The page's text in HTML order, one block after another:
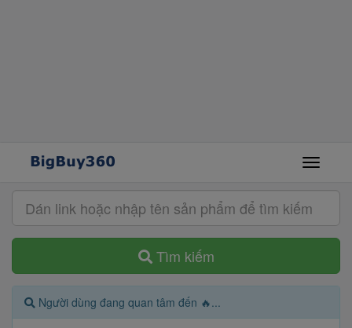
Tìm kiếm
Người dùng đang quan tâm đến 🔥...